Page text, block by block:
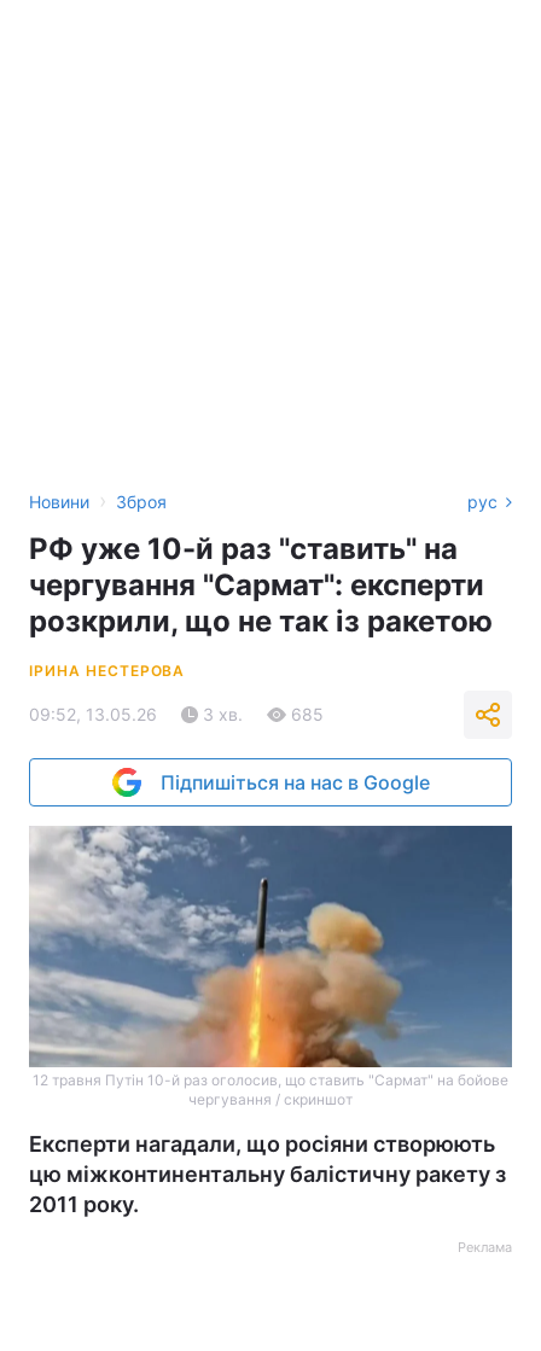
Новини › Зброя рус
РФ уже 10-й раз "ставить" на
чергування "Сармат": експерти
розкрили, що не так із ракетою
ІРИНА НЕСТЕРОВА
09:52, 13.05.26 3 хв. 685
Підпишіться на нас в Google
12 травня Путін 10-й раз оголосив, що ставить "Сармат" на бойове
чергування / скриншот
Експерти нагадали, що росіяни створюють
цю міжконтинентальну балістичну ракету з
2011 року.
Реклама